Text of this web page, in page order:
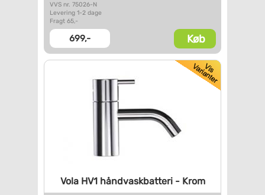
VVS nr. 75026-N
Levering 1-2 dage
Fragt 65,-
699,- Køb
Vola HV1 håndvaskbatteri -Krom